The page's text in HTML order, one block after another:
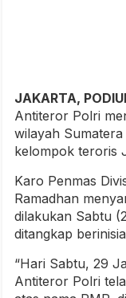
JAKARTA,
Antiteror Polri
wilayah
kelompok teroris
Karo Penmas
Ramadhan
dilakukan Sabtu
ditangkap
“Hari Sabtu, 29
Antiteror Polri